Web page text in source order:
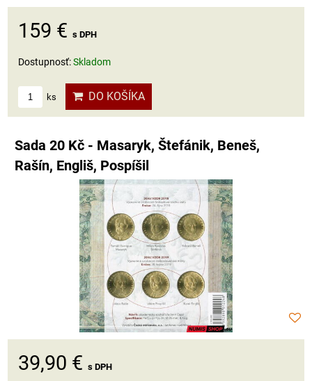
159 € s DPH
Dostupnosť:Skladom
ks DO KOŠÍKA
Sada 20 Kč - Masaryk, Štefánik, Beneš,
Rašín, Engliš, Pospíšil
39,90 € s DPH